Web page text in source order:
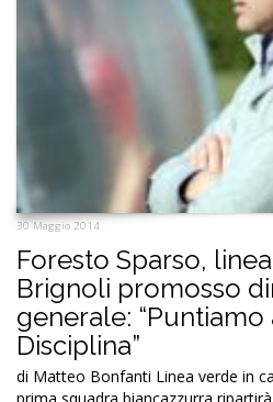
30 Maggio 2014
Foresto Sparso,
Brignoli promosso
generale:
Disciplina”
di Matteo Bonfanti Linea verde in